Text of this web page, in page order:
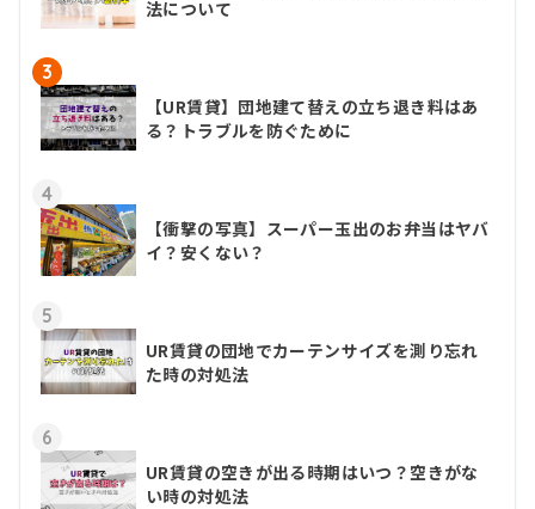
法について
3
【UR賃貸】団地建て替えの立ち退き料はあ
る？トラブルを防ぐために
4
【衝撃の写真】スーパー玉出のお弁当はヤバ
イ？安くない？
5
UR賃貸の団地でカーテンサイズを測り忘れ
た時の対処法
6
UR賃貸の空きが出る時期はいつ？空きがな
い時の対処法